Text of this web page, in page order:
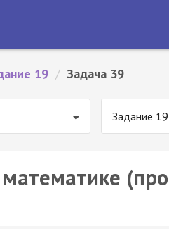
19 / Задача 39
Задание 19